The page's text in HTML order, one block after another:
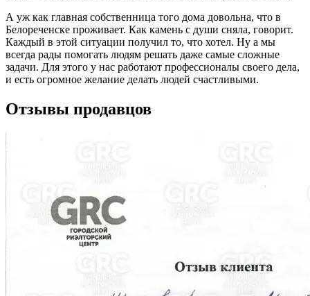
А уж как главная собственница того дома довольна, что в
Белореченске проживает. Как камень с души сняла, говорит.
Каждый в этой ситуации получил то, что хотел. Ну а мы
всегда рады помогать людям решать даже самые сложные
задачи. Для этого у нас работают профессионалы своего дела,
и есть огромное желание делать людей счастливыми.
Отзывы продавцов